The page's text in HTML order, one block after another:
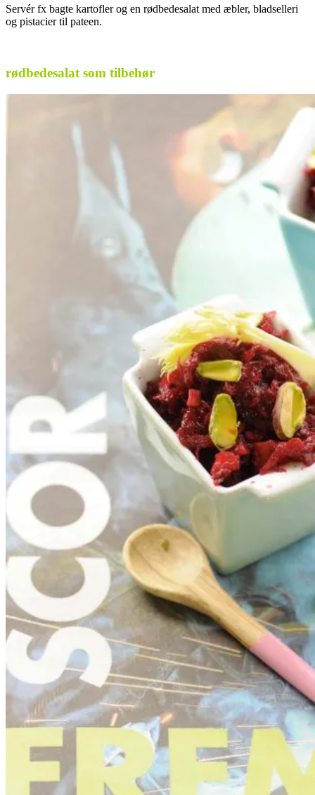
Servér fx bagte kartofler og en rødbedesalat med æbler, bladselleri
og pistacier til pateen.
rødbedesalat som tilbehør